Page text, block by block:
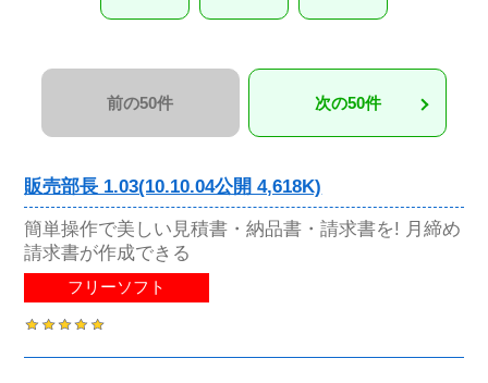
前の50件 次の50件
販売部長 1.03(10.10.04公開 4,618K)
簡単操作で美しい見積書・納品書・請求書を! 月締め
請求書が作成できる
フリーソフト